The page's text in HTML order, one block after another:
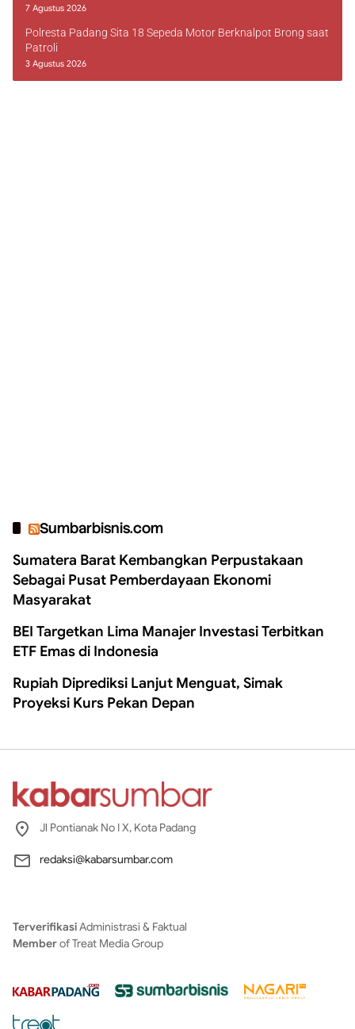
7 Agustus 2026
Polresta Padang Sita 18 Sepeda Motor Berknalpot Brong saat
Patroli
3 Agustus 2026
Sumbarbisnis.com
Sumatera Barat Kembangkan Perpustakaan
Sebagai Pusat Pemberdayaan Ekonomi
Masyarakat
BEI Targetkan Lima Manajer Investasi Terbitkan
ETF Emas di Indonesia
Rupiah Diprediksi Lanjut Menguat, Simak
Proyeksi Kurs Pekan Depan
Jl Pontianak No I X, Kota Padang
redaksi@kabarsumbar.com
TerverifikasiAdministrasi & Faktual
Memberof Treat Media Group